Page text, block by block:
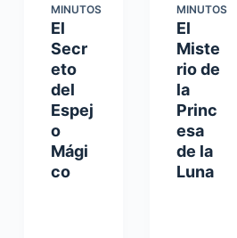
MINUTOS
El
Secr
eto
del
Espej
o
Mági
co
MINUTOS
El
Miste
rio de
la
Princ
esa
de la
Luna